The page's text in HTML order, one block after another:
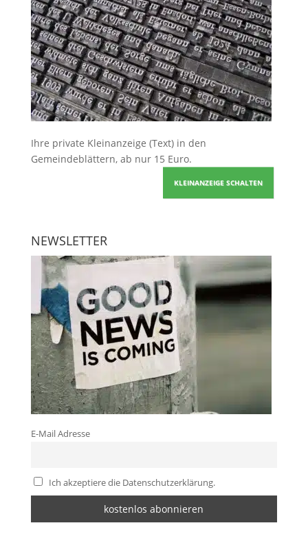
Ihre private Kleinanzeige (Text) in den
Gemeindeblättern, ab nur 15 Euro.
KLEINANZEIGE SCHALTEN
NEWSLETTER
E-Mail Adresse
Ich akzeptiere die Datenschutzerklärung.